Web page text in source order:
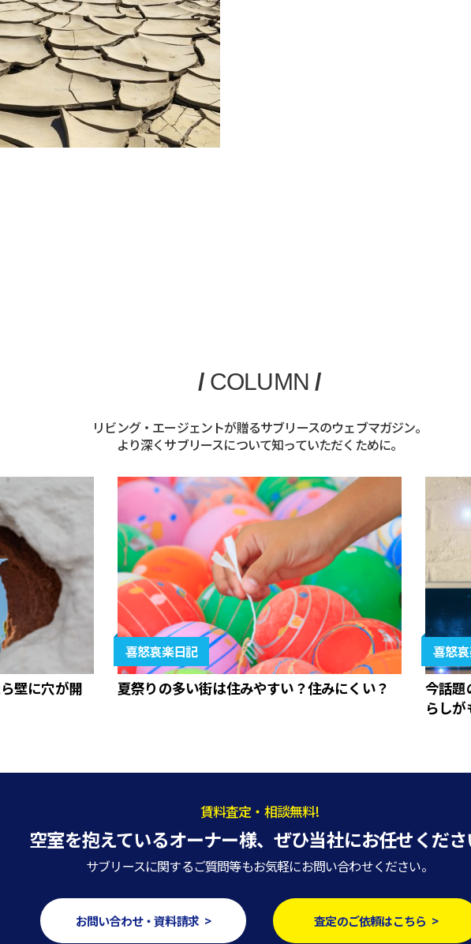
/ COLUMN /
リビング・エージェントが贈るサブリースのウェブマガジン。
より深くサブリースについて知っていただくために。
壁に穴が開
喜怒哀楽日記
夏祭りの多い街は住みやすい？住みにくい？
喜怒
今話題
らし
賃料査定・相談無料!
空室を抱えているオーナー様、ぜひ当社にお任せくだ
サブリースに関するご質問等もお気軽にお問い合わせください。
お問い合わせ・資料請求 > 査定のご依頼はこちら >